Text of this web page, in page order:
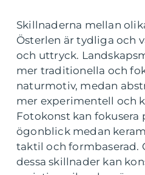
Skillnaderna mellan
Österlen är tydliga och
och uttryck.
mer traditionella och
naturmotiv, medan
mer experimentell och
Fotokonst kan fokusera
ögonblick medan
taktil och formbaserad.
dessa skillnader kan